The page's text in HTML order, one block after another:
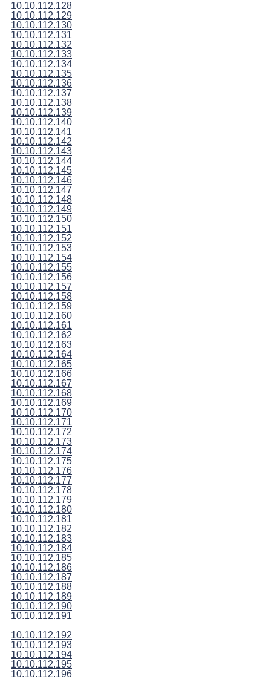
10.10.112.128
10.10.112.129
10.10.112.130
10.10.112.131
10.10.112.132
10.10.112.133
10.10.112.134
10.10.112.135
10.10.112.136
10.10.112.137
10.10.112.138
10.10.112.139
10.10.112.140
10.10.112.141
10.10.112.142
10.10.112.143
10.10.112.144
10.10.112.145
10.10.112.146
10.10.112.147
10.10.112.148
10.10.112.149
10.10.112.150
10.10.112.151
10.10.112.152
10.10.112.153
10.10.112.154
10.10.112.155
10.10.112.156
10.10.112.157
10.10.112.158
10.10.112.159
10.10.112.160
10.10.112.161
10.10.112.162
10.10.112.163
10.10.112.164
10.10.112.165
10.10.112.166
10.10.112.167
10.10.112.168
10.10.112.169
10.10.112.170
10.10.112.171
10.10.112.172
10.10.112.173
10.10.112.174
10.10.112.175
10.10.112.176
10.10.112.177
10.10.112.178
10.10.112.179
10.10.112.180
10.10.112.181
10.10.112.182
10.10.112.183
10.10.112.184
10.10.112.185
10.10.112.186
10.10.112.187
10.10.112.188
10.10.112.189
10.10.112.190
10.10.112.191
10.10.112.192
10.10.112.193
10.10.112.194
10.10.112.195
10.10.112.196